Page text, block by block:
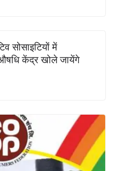
सोसाइटियों में
केंद्र खोले जायेंगे